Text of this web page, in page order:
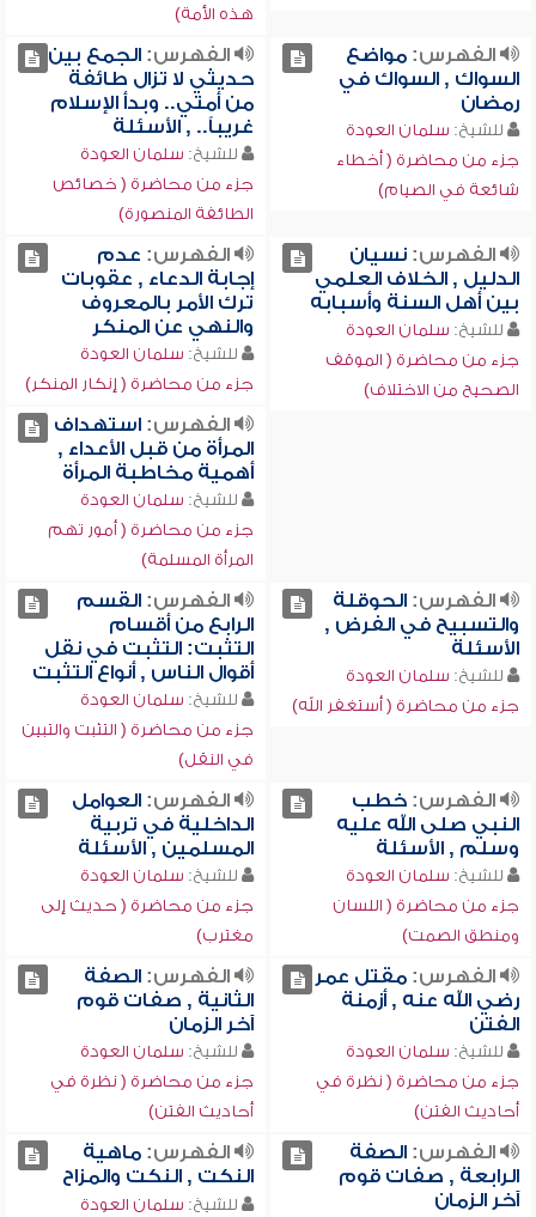
هذه الأمة)
الفهرس:مواضع
السواك , السواك في
رمضان
للشيخ: سلمان العودة
جزء من محاضرة ( أخطاء
شائعة في الصيام)
الفهرس:الجمع بين
حديثي لا تزال طائفة
من أمتي.. وبدأ الإسلام
غريباً.. , الأسئلة
للشيخ: سلمان العودة
جزء من محاضرة ( خصائص
الطائفة المنصورة)
الفهرس:نسيان
الدليل , الخلاف العلمي
بين أهل السنة وأسبابه
للشيخ: سلمان العودة
جزء من محاضرة ( الموقف
الصحيح من الاختلاف)
الفهرس: عدم
إجابة الدعاء , عقوبات
ترك الأمر بالمعروف
والنهي عن المنكر
للشيخ: سلمان العودة
جزء من محاضرة ( إنكار المنكر)
الفهرس:استهداف
المرأة من قبل الأعداء ,
أهمية مخاطبة المرأة
للشيخ: سلمان العودة
جزء من محاضرة ( أمور تهم
المرأة المسلمة)
الفهرس:الحوقلة
والتسبيح في الفرض ,
الأسئلة
للشيخ: سلمان العودة
جزء من محاضرة ( أستغفر الله)
الفهرس:القسم
الرابع من أقسام
التثبت: التثبت في نقل
أقوال الناس , أنواع التثبت
للشيخ: سلمان العودة
جزء من محاضرة ( التثبت والتبين
في النقل)
الفهرس:خطب
النبي صلى الله عليه
وسلم , الأسئلة
للشيخ: سلمان العودة
جزء من محاضرة ( اللسان
ومنطق الصمت)
الفهرس:العوامل
الداخلية في تربية
المسلمين , الأسئلة
للشيخ: سلمان العودة
جزء من محاضرة ( حديث إلى
مغترب)
الفهرس:مقتل عمر
رضي الله عنه , أزمنة
الفتن
للشيخ: سلمان العودة
جزء من محاضرة ( نظرة في
أحاديث الفتن)
الفهرس:الصفة
الثانية , صفات قوم
آخر الزمان
للشيخ: سلمان العودة
جزء من محاضرة ( نظرة في
أحاديث الفتن)
الفهرس:الصفة
الرابعة , صفات قوم
آخر الزمان
الفهرس:ماهية
النكت , النكت والمزاح
للشيخ: سلمان العودة